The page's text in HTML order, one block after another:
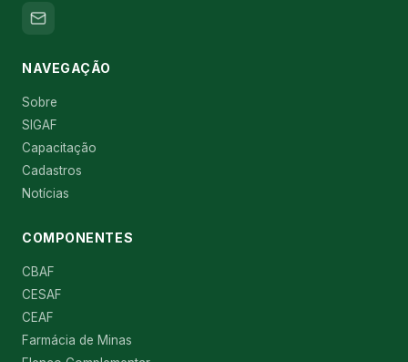
NAVEGAÇÃO
Sobre
SIGAF
Capacitação
Cadastros
Notícias
COMPONENTES
CBAF
CESAF
CEAF
Farmácia de Minas